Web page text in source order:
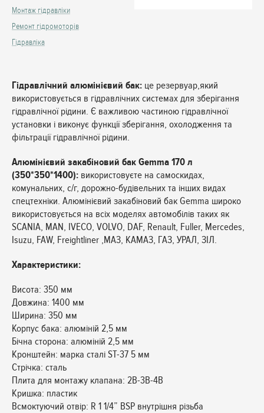
Монтаж гідравліки
Ремонт гідромоторів
Гідравліка
Гідравлічний алюмінієвий бак: це резервуар,який
використовується в гідравлічних системах для зберігання
гідравлічної рідини. Є важливою частиною гідравлічної
установки і виконує функції зберігання, охолодження та
фільтрації гідравлічної рідини.
Алюмінієвий закабіновий бак Gemma 170 л
(350*350*1400): використовуєте на самоскидах,
комунальних, с/г, дорожно-будівельних та інших видах
спецтехніки. Алюмінієвий закабіновий бак Gemma широко
використовується на всіх моделях автомобілів таких як
SCANIA, MAN, IVECO, VOLVO, DAF, Renault, Fuller, Mercedes,
Isuzu, FAW, Freightliner ,МАЗ, КАМАЗ, ГАЗ, УРАЛ, ЗІЛ.
Характеристики:
Висота: 350 мм
Довжина: 1400 мм
Ширина: 350 мм
Корпус бака: алюміній 2,5 мм
Бічна сторона: алюміній 2,5 мм
Кронштейн: марка сталі ST-37 5 мм
Стрічка: сталь
Плита для монтажу клапана: 2В-3В-4В
Кришка: пластик
Всмоктуючий отвір: R 1 1/4” BSP внутрішня різьба